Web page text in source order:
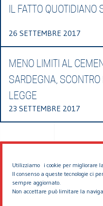
Utilizziamo i cookie per migliorare
Il consenso a queste tecnologie ci
sempre aggiornato.
Non accettare può limitare la
IL FATTO QUOTIDIANO
26 SETTEMBRE 2017
MENO LIMITI AL
SARDEGNA,
LEGGE
23 SETTEMBRE 2017